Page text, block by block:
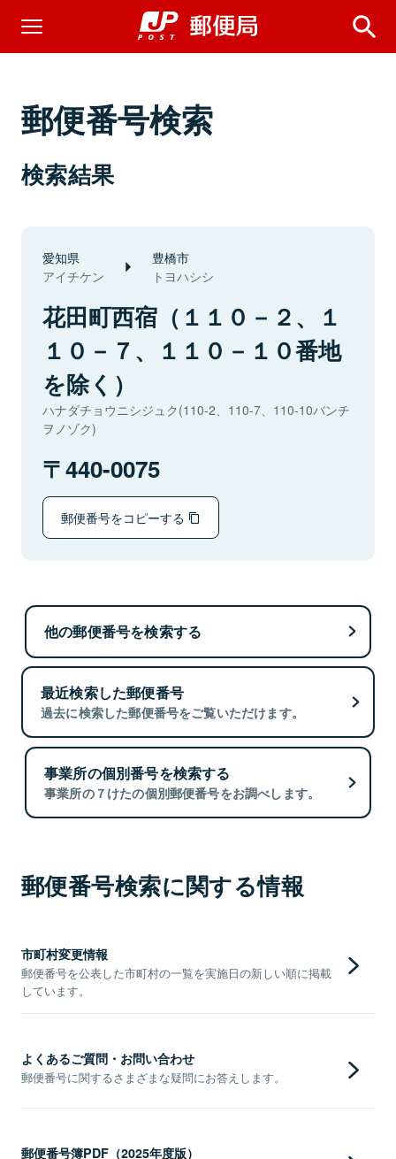
郵便番号検索
検索結果
愛知県
アイチケン
豊橋市
トヨハシシ
花田町西宿（１１０－２、１
１０－７、１１０－１０番地
を除く）
ハナダチョウニシジュク(110-2、110-7、110-10バンチ
ヲノゾク)
440-0075
郵便番号をコピーする
他の郵便番号を検索する
最近検索した郵便番号
過去に検索した郵便番号をご覧いただけます。
事業所の個別番号を検索する
事業所の７けたの個別郵便番号をお調べします。
郵便番号検索に関する情報
市町村変更情報
郵便番号を公表した市町村の一覧を実施日の新しい順に掲載
しています。
よくあるご質問・お問い合わせ
郵便番号に関するさまざまな疑問にお答えします。
郵便番号簿PDF（2025年度版）